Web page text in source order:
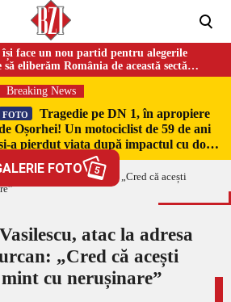
face un nou partid pentru alegerile
eliberăm România de această sectă
Breaking News
FOTO
Tragedie pe DN 1, în apropiere
Oșorhei! Un motociclist de 59 de ani
a pierdut viața după impactul cu două
FOTO 5
atac la adresa
„Cred că acești
cu nerușinare”